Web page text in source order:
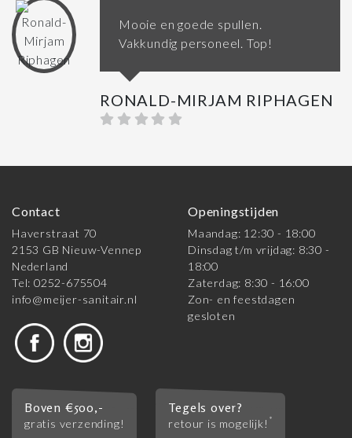
Mooie en goede spullen.
Vakkundig personeel. Top!
RONALD-MIRJAM RIPHAGEN
Contact
Haverstraat 70
2153 GB Nieuw-Vennep
Nederland
Tel: 0252-675504
info@meijer-sanitair.nl
Openingstijden
Maandag: 12:30 - 18:00
Dinsdag t/m vrijdag: 8:30 -
18:00
Zaterdag: 8:30 - 16:00
Zon- en feestdagen
gesloten
Boven €500,-
gratis verzending!
Tegels over?
retour is mogelijk! *